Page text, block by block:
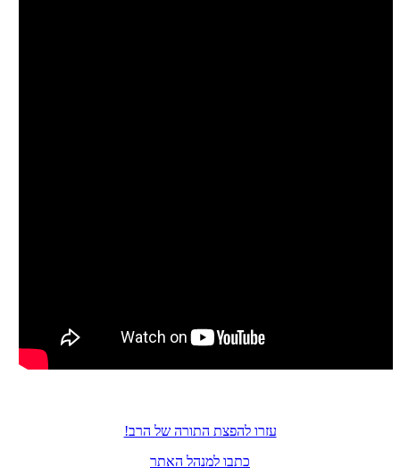
עזרו להפצת התורה של הרב!
כתבו למנהל האתר